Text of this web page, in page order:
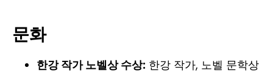
문화
한강 작가 노벨상 수상: 한강 작가, 노벨 문학상